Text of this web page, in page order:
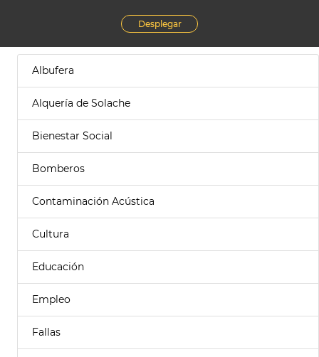
Desplegar
Albufera
Alquería de Solache
Bienestar Social
Bomberos
Contaminación Acústica
Cultura
Educación
Empleo
Fallas